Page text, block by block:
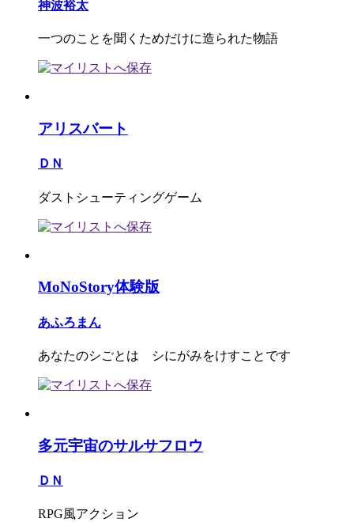
神波裕太
一つのことを聞くためだけに造られた物語
アリスバート
ＤＮ
ダストシューティングゲーム
MoNoStory体験版
あふろまん
あなたのシごとは シにがみをけすことです
多元宇宙のサルサフロウ
ＤＮ
RPG風アクション